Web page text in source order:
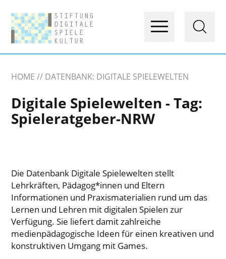
HOME DATENBANK: DIGITALE SPIELEWELTEN
Digitale Spielewelten - Tag:
Spieleratgeber-NRW
Die Datenbank Digitale Spielewelten stellt
Lehrkräften, Pädagog*innen und Eltern
Informationen und Praxismaterialien rund um das
Lernen und Lehren mit digitalen Spielen zur
Verfügung. Sie liefert damit zahlreiche
medienpädagogische Ideen für einen kreativen und
konstruktiven Umgang mit Games.